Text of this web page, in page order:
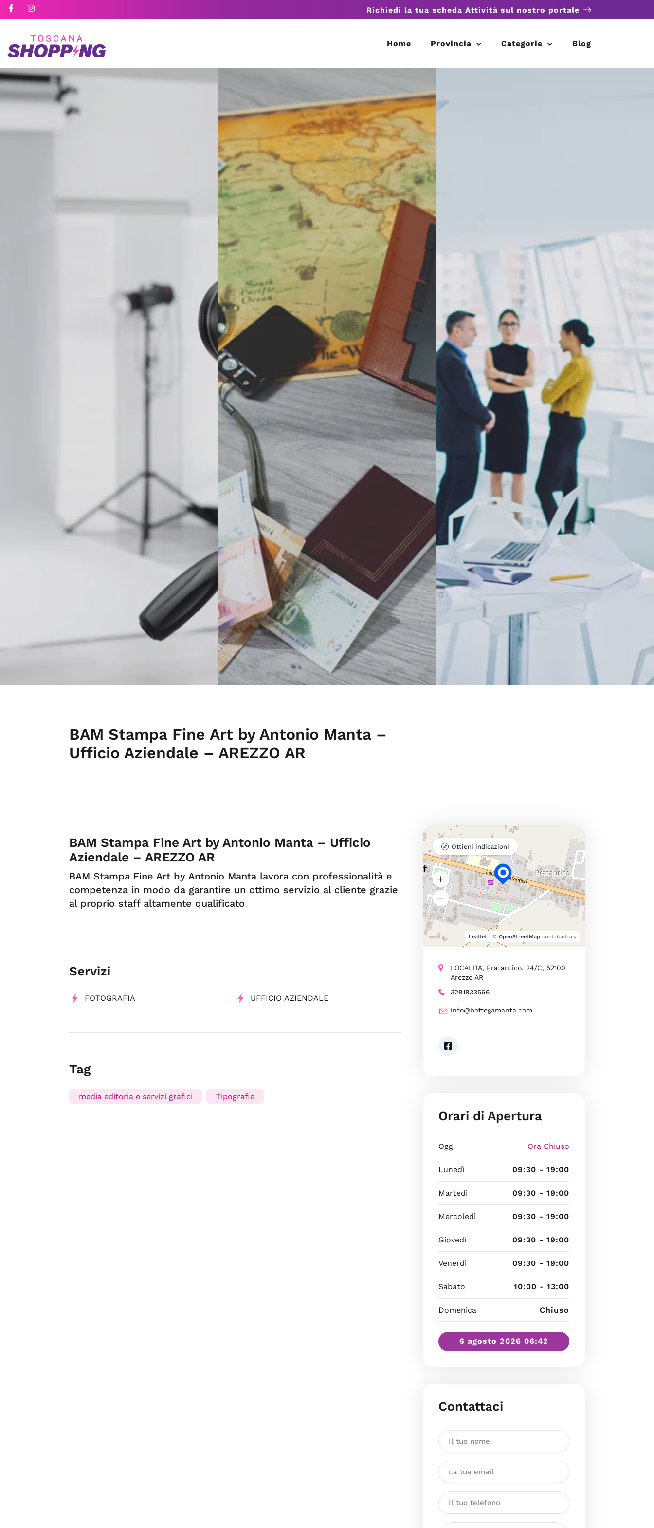
Richiedi la tua scheda Attività sul nostro portale
Home Provincia Categorie Blog
BAM Stampa Fine Art by Antonio Manta –
Ufficio Aziendale – AREZZO AR
BAM Stampa Fine Art by Antonio Manta – Ufficio
Aziendale – AREZZO AR
BAM Stampa Fine Art by Antonio Manta lavora con professionalità e
competenza in modo da garantire un ottimo servizio al cliente grazie
al proprio staff altamente qualificato
Servizi
FOTOGRAFIA UFFICIO AZIENDALE
Tag
media editoria e servizi grafici Tipografie
Leaflet| © OpenStreetMapcontributors
Ottieni indicazioni
LOCALITA, Pratantico, 24/C, 52100
Arezzo AR
3281833566
info@bottegamanta.com
Orari di Apertura
Oggi Ora Chiuso
Lunedì 09:30 - 19:00
Martedì 09:30 - 19:00
Mercoledì 09:30 - 19:00
Giovedì 09:30 - 19:00
Venerdì 09:30 - 19:00
Sabato 10:00 - 13:00
Domenica Chiuso
6 agosto 2026 06:42
Contattaci